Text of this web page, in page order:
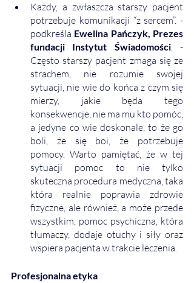
Każdy, a zwłaszcza starszy pacjent
potrzebuje komunikacji “z sercem”. -
podkreśla Ewelina Pańczyk, Prezes
fundacji Instytut Świadomości. -
Często starszy pacjent zmaga się ze
strachem, nie rozumie swojej
sytuacji, nie wie do końca z czym się
mierzy, jakie będa tego
konsekwencje, nie ma mu kto pomóc,
a jedyne co wie doskonale, to że go
boli, że się boi, że potrzebuje
pomocy. Warto pamiętać, że w tej
sytuacji pomoc to nie tylko
skuteczna procedura medyczna, taka
która realnie poprawia zdrowie
fizyczne, ale również, a może przede
wszystkim, pomoc psychiczna, która
tłumaczy, dodaje otuchy i siły oraz
wspiera pacjenta w trakcie leczenia.
Profesjonalna etyka